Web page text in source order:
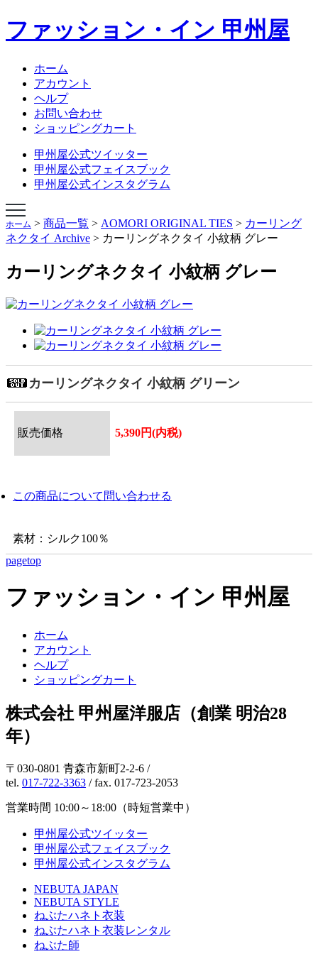
ファッション・イン 甲州屋
ホーム
アカウント
ヘルプ
お問い合わせ
ショッピングカート
甲州屋公式ツイッター
甲州屋公式フェイスブック
甲州屋公式インスタグラム
NEBUTA JAPAN
NEBUTA STYLE
ねぶたハネト衣装レンタル
ねぶた囃子方衣装
AOMORI ORIGINAL TIES
オリジナルあおもりグッズ
学生専科ビバ甲州屋
ショップページ
ホーム > 商品一覧 > AOMORI ORIGINAL TIES > カーリング
ネクタイ Archive > カーリングネクタイ 小紋柄 グレー
カーリングネクタイ 小紋柄 グレー
カーリングネクタイ 小紋柄 グリーン
販売価格 5,390円(内税)
この商品について問い合わせる
素材：シルク100％
pagetop
ファッション・イン 甲州屋
ホーム
アカウント
ヘルプ
ショッピングカート
株式会社 甲州屋洋服店（創業 明治28
年）
〒030-0801 青森市新町2-2-6 /
tel. 017-722-3363 / fax. 017-723-2053
営業時間 10:00～18:00（時短営業中）
甲州屋公式ツイッター
甲州屋公式フェイスブック
甲州屋公式インスタグラム
NEBUTA JAPAN
NEBUTA STYLE
ねぶたハネト衣装
ねぶたハネト衣装レンタル
ねぶた師